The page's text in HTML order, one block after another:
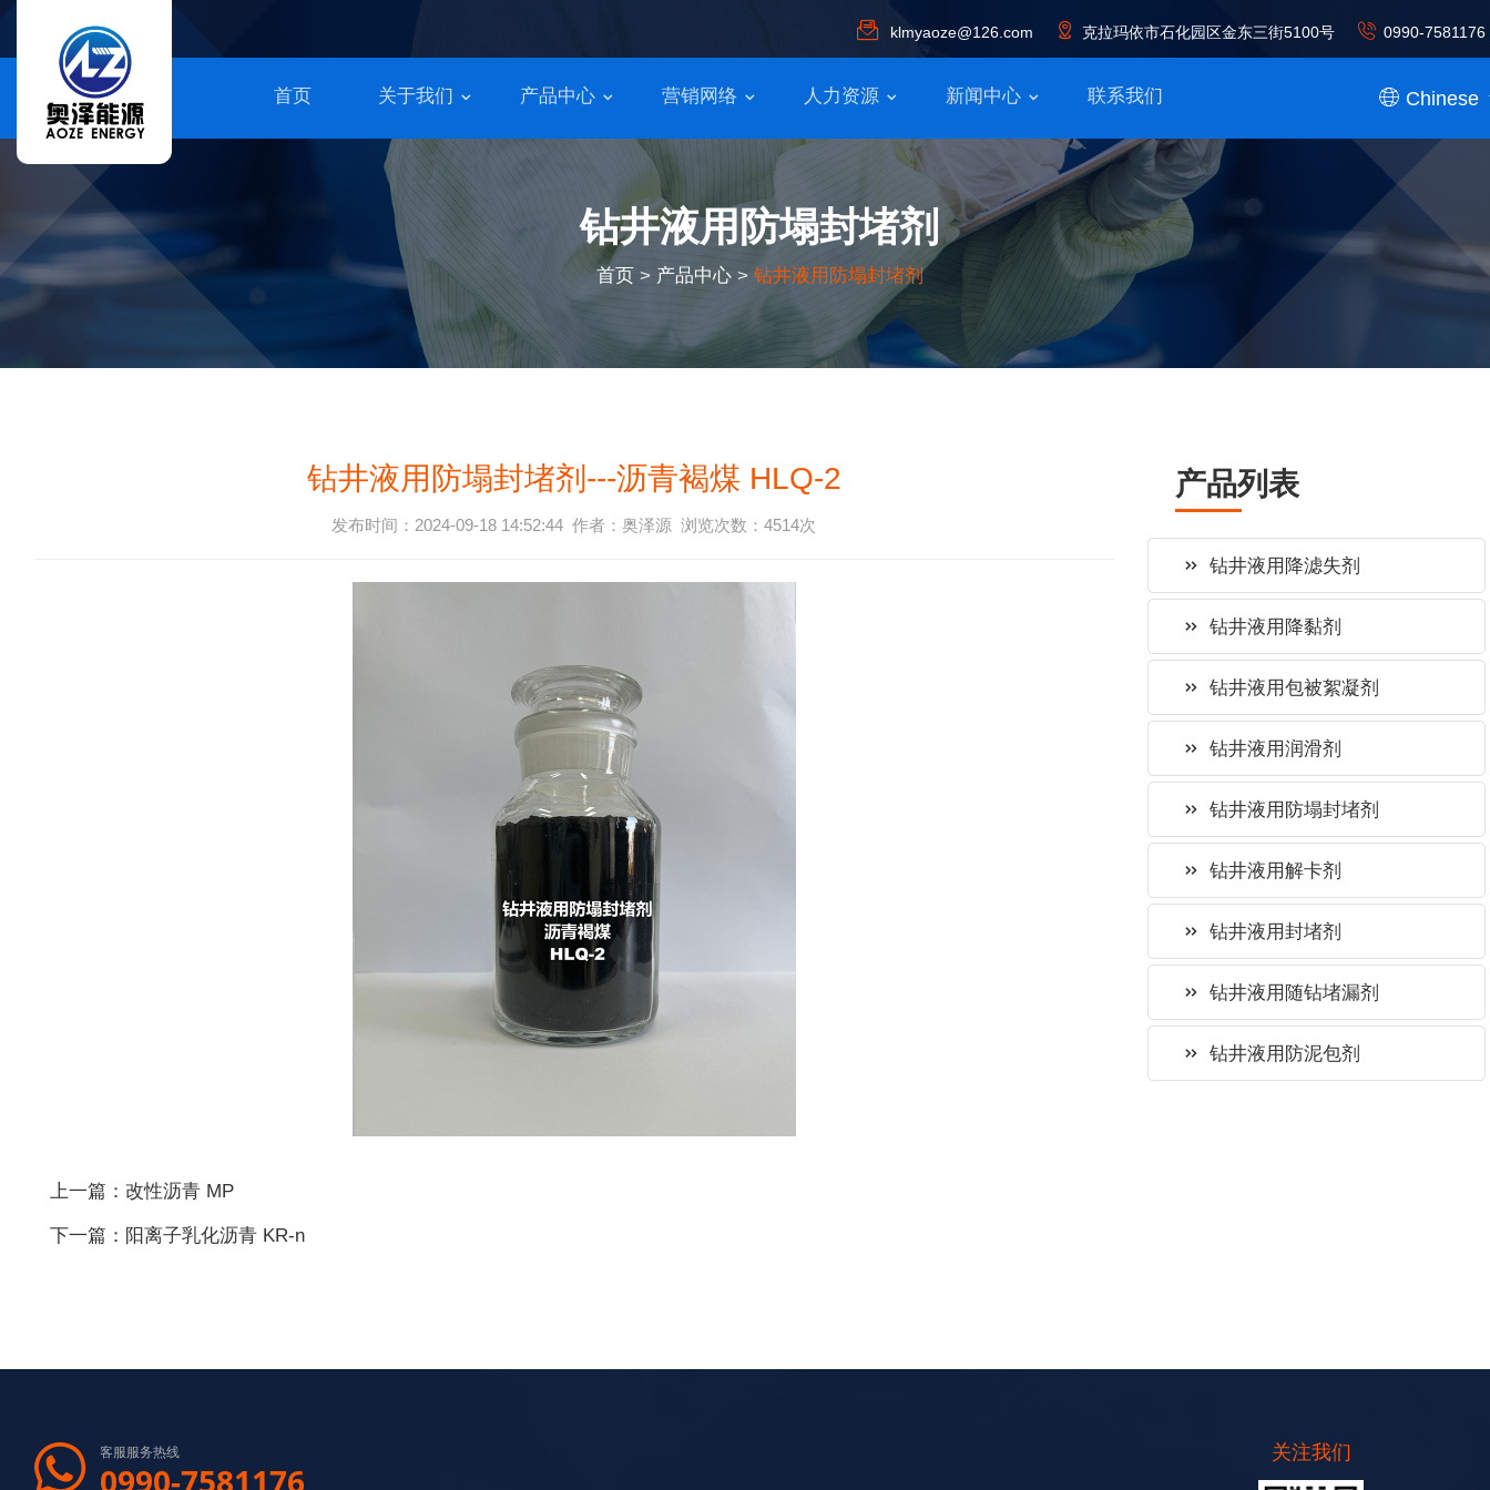
klmyaoze@126.com 克拉玛依市石化园区金东三街5100号 0990-7581176
首页 关于我们 产品中心 营销网络 人力资源 新闻中心 联系我们 Chinese
钻井液用防塌封堵剂
首页> 产品中心> 钻井液用防塌封堵剂
钻井液用防塌封堵剂---沥青褐煤 HLQ-2
发布时间：2024-09-18 14:52:44 作者：奥泽源 浏览次数：4514次
上一篇：改性沥青 MP
下一篇：阳离子乳化沥青 KR-n
产品列表
钻井液用降滤失剂
钻井液用降黏剂
钻井液用包被絮凝剂
钻井液用润滑剂
钻井液用防塌封堵剂
钻井液用解卡剂
钻井液用封堵剂
钻井液用随钻堵漏剂
钻井液用防泥包剂
客服服务热线
0990-7581176
关注我们